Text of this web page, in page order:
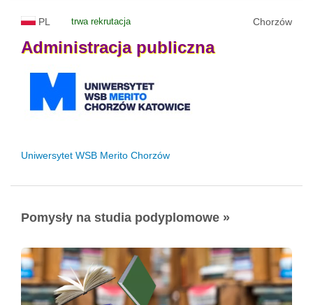
PL trwa rekrutacja Chorzów
Administracja publiczna
Uniwersytet WSB Merito Chorzów
Pomysły na studia podyplomowe »